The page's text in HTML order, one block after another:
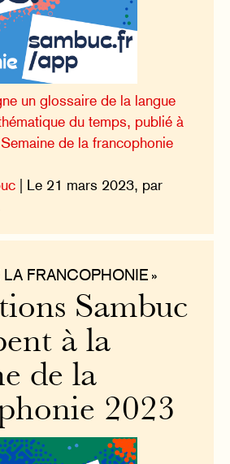
un glossaire de la langue
du temps, publié à
de la francophonie
| Le 21 mars 2023, par
LA FRANCOPHONIE »
Sambuc
à la
de la
2023